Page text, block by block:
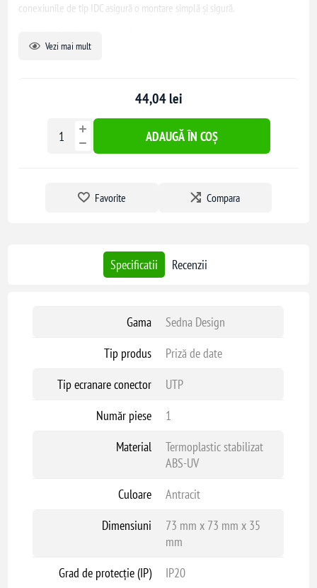
conexiunile de tip IDC asigură o montare simplă și sigură.
Dimensiuni: 73 mm x 73 mm x 35 mm
Această priză este compatibilă cu cabluri rigide și este destinată utilizării
Vezi mai mult
44,04 lei
ADAUGĂ ÎN COȘ
Favorite Compara
Specificatii Recenzii
Gama
Sedna Design
Tip produs
Priză de date
Tip ecranare conector
UTP
Număr piese
1
Material
Termoplastic stabilizat
ABS-UV
Culoare
Antracit
Dimensiuni
73 mm x 73 mm x 35
mm
Grad de protecție (IP)
IP20